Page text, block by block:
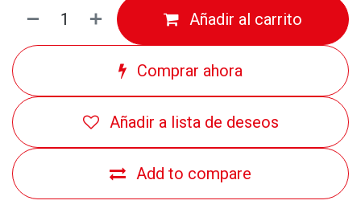
Añadir al carrito
Comprar ahora
Add to compare
Añadir a lista de deseos